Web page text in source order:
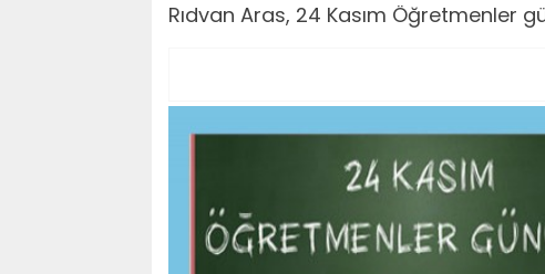
Rıdvan Aras, 24 Kasım Öğretmenler